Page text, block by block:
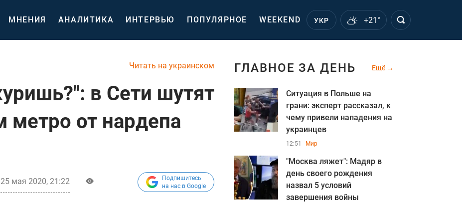
МНЕНИЯ АНАЛИТИКА ИНТЕРВЬЮ ПОПУЛЯРНОЕ WEEKEND УКР +21°
Читать на украинском
в Сети шутят
метро от нардепа
25 мая 2020, 21:22
Подпишитесь
на нас в Google
ГЛАВНОЕ ЗА ДЕНЬ Ещё
Ситуация в Польше на
грани: эксперт рассказал, к
чему привели нападения на
украинцев
12:51 Мир
"Москва ляжет": Мадяр в
день своего рождения
назва л 5 условий
завершения войны